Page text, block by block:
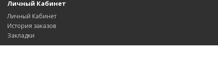
Личный Кабинет
Личный Кабинет
История заказов
Закладки